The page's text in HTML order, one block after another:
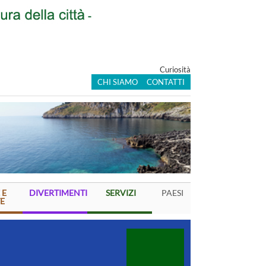
Curiosità
CHI SIAMO
CONTATTI
DIVERTIMENTI SERVIZI PAESI